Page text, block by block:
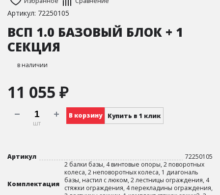
Артикул: 72250105
ВСП 1.0 БАЗОВЫЙ БЛОК + 1
СЕКЦИЯ
в наличии
11 055 ₽
шт
В корзину Купить в 1 клик
Артикул 72250105
Комплектация
2 балки базы, 4 винтовые опоры, 2 поворотных
колеса, 2 неповоротных колеса, 1 диагональ
базы, настил с люком, 2 лестницы ограждения, 4
стяжки ограждения, 4 перекладины ограждения,